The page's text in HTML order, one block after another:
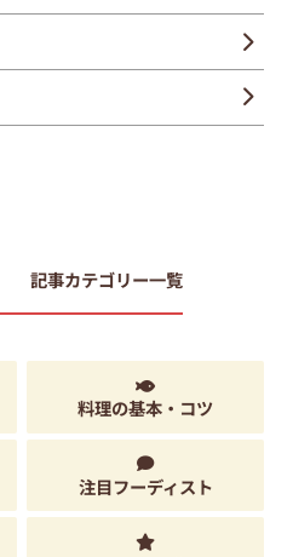
記事カテゴリー一覧
料理の基本・コツ
注目フーディスト